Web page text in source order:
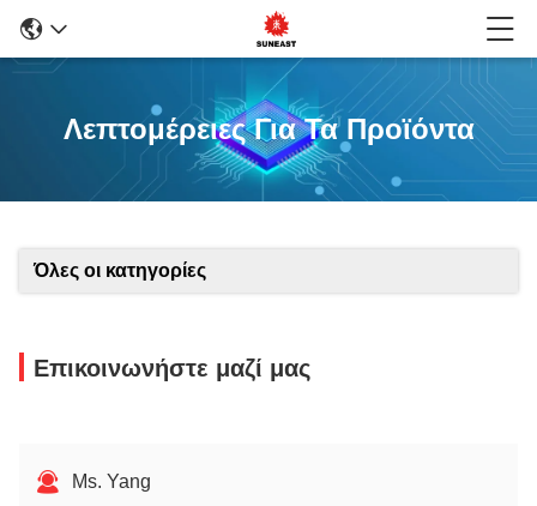
Λεπτομέρειες Για Τα Προϊόντα
Όλες οι κατηγορίες
Επικοινωνήστε μαζί μας
Ms. Yang